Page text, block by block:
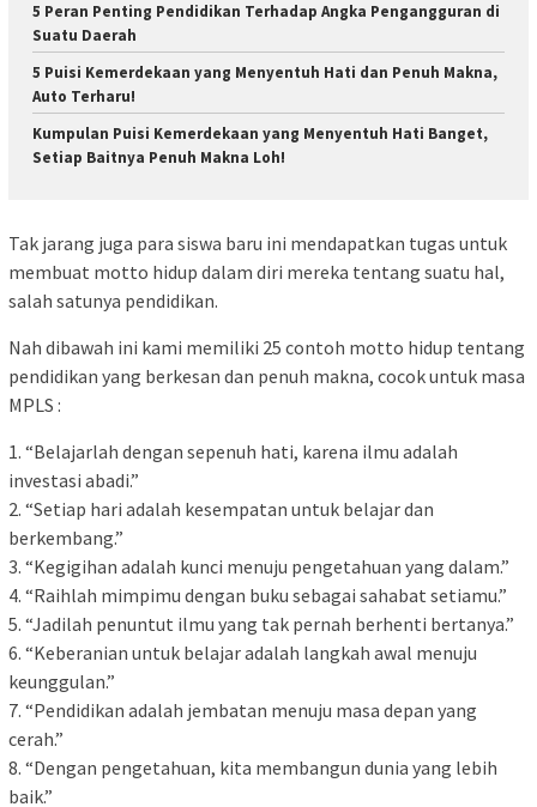
5 Peran Penting Pendidikan Terhadap Angka Pengangguran di
Suatu Daerah
5 Puisi Kemerdekaan yang Menyentuh Hati dan Penuh Makna,
Auto Terharu!
Kumpulan Puisi Kemerdekaan yang Menyentuh Hati Banget,
Setiap Baitnya Penuh Makna Loh!
Tak jarang juga para siswa baru ini mendapatkan tugas untuk
membuat motto hidup dalam diri mereka tentang suatu hal,
salah satunya pendidikan.
Nah dibawah ini kami memiliki 25 contoh motto hidup tentang
pendidikan yang berkesan dan penuh makna, cocok untuk masa
MPLS :
1. “Belajarlah dengan sepenuh hati, karena ilmu adalah
investasi abadi.”
2. “Setiap hari adalah kesempatan untuk belajar dan
berkembang.”
3. “Kegigihan adalah kunci menuju pengetahuan yang dalam.”
4. “Raihlah mimpimu dengan buku sebagai sahabat setiamu.”
5. “Jadilah penuntut ilmu yang tak pernah berhenti bertanya.”
6. “Keberanian untuk belajar adalah langkah awal menuju
keunggulan.”
7. “Pendidikan adalah jembatan menuju masa depan yang
cerah.”
8. “Dengan pengetahuan, kita membangun dunia yang lebih
baik.”